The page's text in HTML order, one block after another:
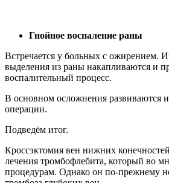
Гнойное воспаление раны
Встречается у больных с ожирением.
выделения из раны накапливаются и
воспалительный процесс.
В основном осложнения развиваются
операции.
Подведём итог.
Кроссэктомия вен нижних
лечения тромбофлебита, который во
процедурам. Однако он по-прежнему